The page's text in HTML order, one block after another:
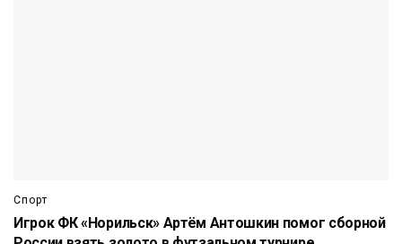
Спорт
Игрок ФК «Норильск» Артём Антошкин помог сборной